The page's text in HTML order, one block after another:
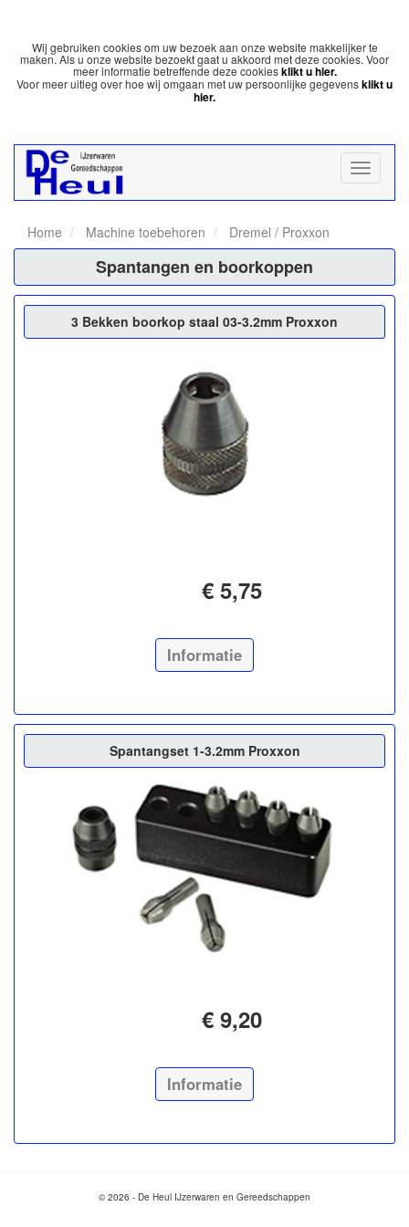
Wij gebruiken cookies om uw bezoek aan onze website makkelijker te
maken. Als u onze website bezoekt gaat u akkoord met deze cookies. Voor
meer informatie betreffende deze cookiesklikt u hier.
Voor meer uitleg over hoe wij omgaan met uw persoonlijke gegevensklikt u
hier.
Home Machine toebehoren Dremel / Proxxon
Spantangen en boorkoppen
3 Bekken boorkop staal 03-3.2mm Proxxon
€ 5,75
Informatie
Spantangset 1-3.2mm Proxxon
€ 9,20
Informatie
© 2026 - De Heul IJzerwaren en Gereedschappen